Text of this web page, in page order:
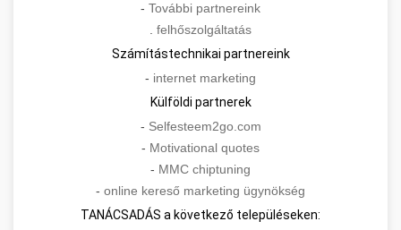
- További partnereink
. felhőszolgáltatás
Számítástechnikai partnereink
- internet marketing
Külföldi partnerek
- Selfesteem2go.com
- Motivational quotes
- MMC chiptuning
- online kereső marketing ügynökség
TANÁCSADÁS a következő településeken: